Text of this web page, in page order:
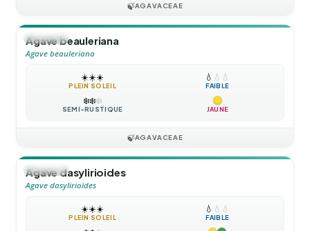
🍃AGAVACEAE
🪴VIVACE
Agave beauleriana
Agave beauleriana
☀️☀️☀️
PLEIN SOLEIL
💧 💧 💧
FAIBLE
❄️❄️❄️
SEMI-RUSTIQUE JAUNE
🍃AGAVACEAE
🪴VIVACE
Agave dasylirioides
Agave dasylirioides
☀️☀️☀️
PLEIN SOLEIL
💧 💧 💧
FAIBLE